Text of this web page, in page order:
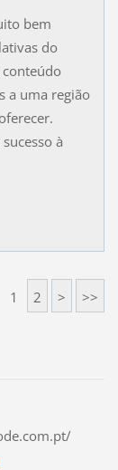
bem
do
conteúdo
a uma região
à
1 2 > >>